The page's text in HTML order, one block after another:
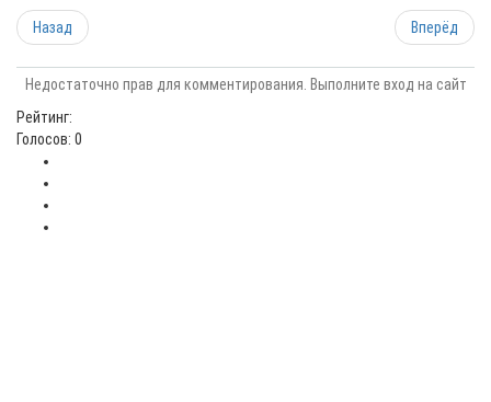
Назад Вперёд
Недостаточно прав для комментирования. Выполните вход на сайт
Рейтинг:
Голосов: 0